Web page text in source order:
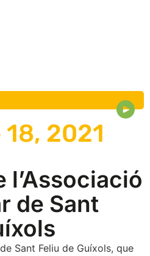
2021
l’Associació
de Sant
Sant Feliu de Guíxols, que